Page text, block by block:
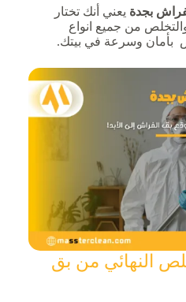
بجدة يعني أنك تختار
من جميع انواع
بأمان وسرعة في بيتك.
النهائي من بق